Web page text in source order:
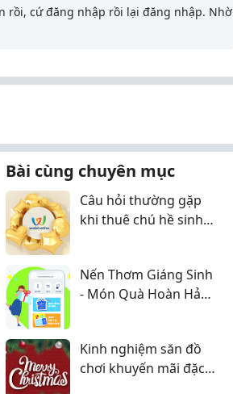
rồi, cứ đăng nhập rồi lại đăng nhập. Nhờ
Bài cùng chuyên mục
Câu hỏi thường gặp
khi thuê chú hề sinh
Nến Thơm Giáng Sinh
- Món Quà Hoàn Hảo
Kinh nghiệm săn đồ
chơi khuyến mãi đặc